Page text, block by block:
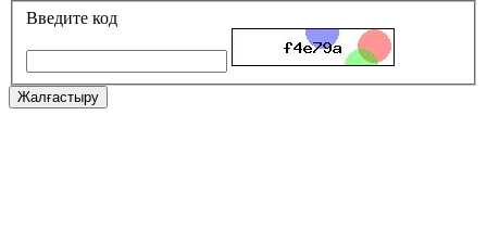
Введите код
Жалғастыру